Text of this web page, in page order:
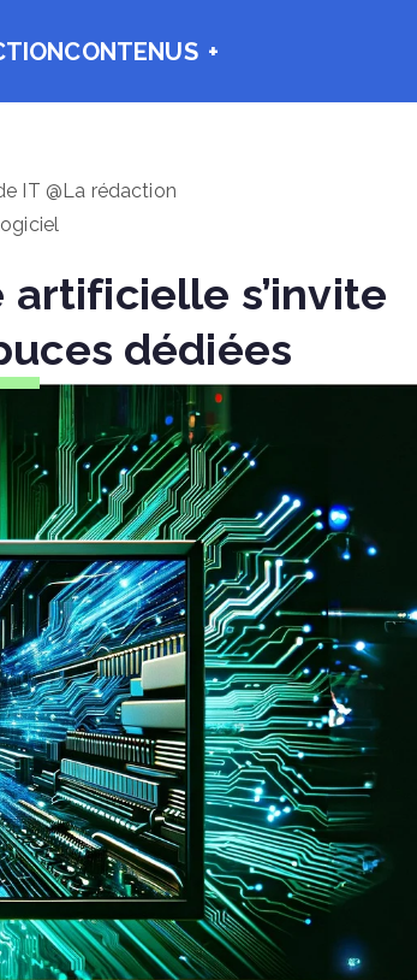
CONTENUS
IT @La rédaction
artificielle s’invite
dédiées